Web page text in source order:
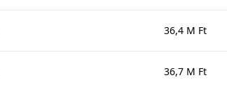
36,4 M Ft
36,7 M Ft